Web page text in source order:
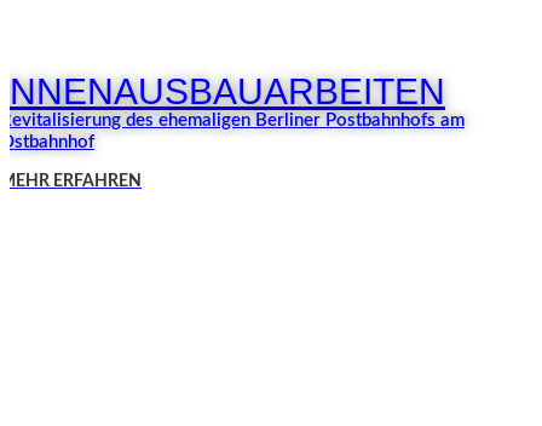
INNENAUSBAUARBEITEN
Revitalisierung des ehemaligen Berliner Postbahnhofs am
Ostbahnhof
MEHR ERFAHREN